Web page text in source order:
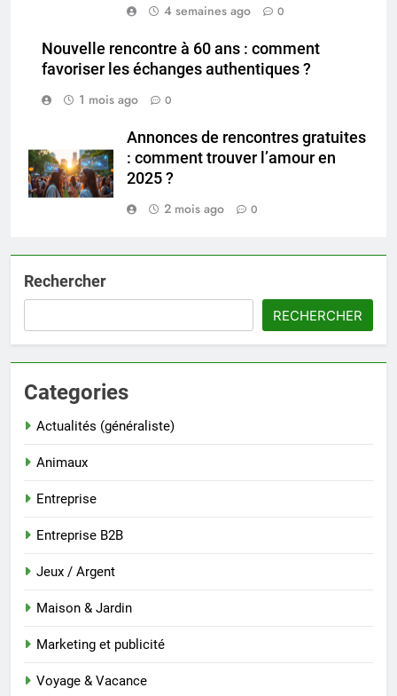
4 semaines ago
0
Nouvelle rencontre à 60 ans : comment
favoriser les échanges authentiques ?
1 mois ago
0
Annonces de rencontres gratuites
: comment trouver l’amour en
2025 ?
2 mois ago
0
Rechercher
RECHERCHER
Categories
Actualités (généraliste)
Animaux
Entreprise
Entreprise B2B
Jeux / Argent
Maison & Jardin
Marketing et publicité
Voyage & Vacance